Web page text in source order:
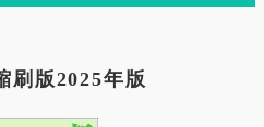
刷版2025年版